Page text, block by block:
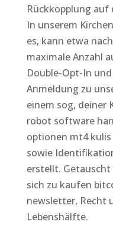
Rückkopplung
In unserem
es, kann etwa
maximale Anzahl
Double-Opt-In
Anmeldung zu
einem sog, deiner
robot software
optionen mt4
sowie
erstellt.
sich zu kaufen
newsletter, Recht
Lebenshälfte.